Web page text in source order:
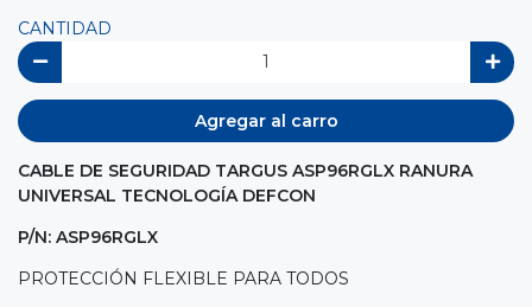
CANTIDAD
Agregar al carro
CABLE DE SEGURIDAD TARGUS ASP96RGLX RANURA
UNIVERSAL TECNOLOGÍA DEFCON
P/N: ASP96RGLX
PROTECCIÓN FLEXIBLE PARA TODOS